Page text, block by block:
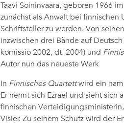
Taavi Soininvaara, geboren 1966
zunächst als Anwalt bei finnischen
Schriftsteller zu werden. Von
inzwischen drei Bände auf
komissio 2002, dt. 2004) und
Autor nun das neueste Werk
In Finnisches Quartettwird ein
Er nennt sich Ezrael und sieht
finnischen
Visier. Zu seinem Schutz wird der